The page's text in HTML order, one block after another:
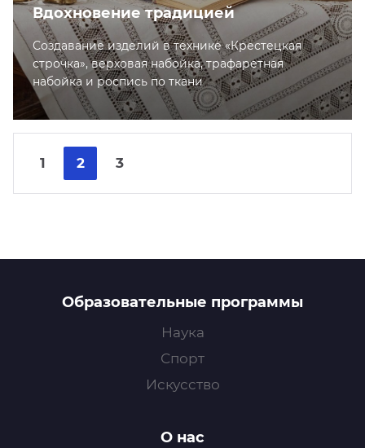
Вдохновение традицией
Создавание изделий в технике «Крестецкая
строчка», верховая набойка, трафаретная
набойка и роспись по ткани
1 2 3
Образовательные программы
Наука
Спорт
Искусство
О нас